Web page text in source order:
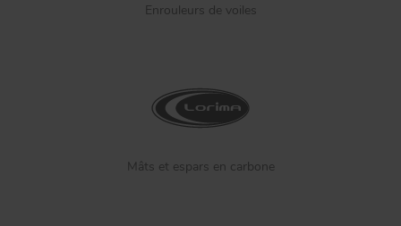
Enrouleurs de voiles
Mâts et espars en carbone